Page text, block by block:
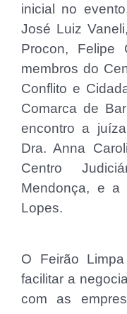
inicial no
José Luiz
Procon, Felipe
membros do
Conflito e
Comarca de
encontro a
Dra. Anna
Centro
Mendonça, e a
Lopes.
O Feirão
facilitar a
com as